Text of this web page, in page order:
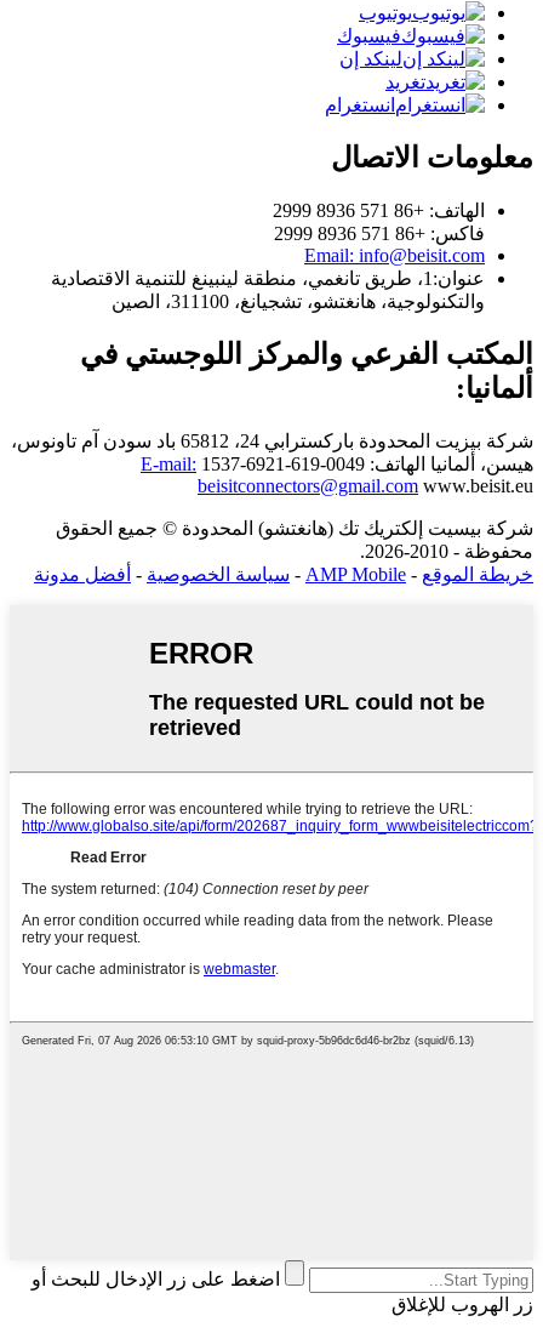
يوتيوب
فيسبوك
لينكد إن
تغريد
انستغرام
معلومات الاتصال
الهاتف: +86 571 8936 2999
فاكس: +86 571 8936 2999
Email: info@beisit.com
عنوان: 1، طريق تانغمي، منطقة لينبينغ للتنمية الاقتصادية
والتكنولوجية، هانغتشو، تشجيانغ، 311100، الصين
المكتب الفرعي والمركز اللوجستي في
ألمانيا:
شركة بيزيت المحدودة
باركسترابي 24، 65812 باد سودن آم تاونوس،
هيسن، ألمانيا الهاتف: 0049-619-6921-1537
E-mail:
beisitconnectors@gmail.com www.beisit.eu
شركة بيسيت إلكتريك تك (هانغتشو) المحدودة © جميع الحقوق
محفوظة - 2010-2026.
خريطة الموقع -
AMP Mobile
- سياسة الخصوصية - أفضل مدونة
اضغط على زر الإدخال للبحث أو
زر الهروب للإغلاق